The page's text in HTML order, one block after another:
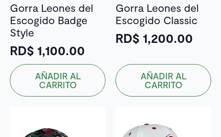
Gorra Leones del
Escogido Badge
Style
RD$ 1,100.00
AÑADIR AL
CARRITO
Gorra Leones del
Escogido Classic
RD$ 1,200.00
AÑADIR AL
CARRITO